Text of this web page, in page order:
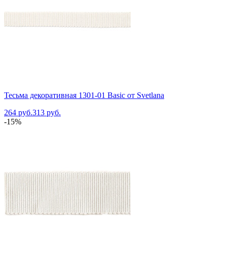
Тесьма декоративная 1301-01 Basic от Svetlana
264 руб.313 руб.
-15%